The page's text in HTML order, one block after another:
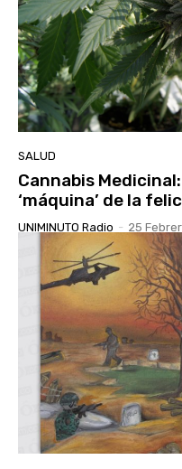
SALUD
Cannabis
‘máquina’ de la
UNIMINUTO Radio - 25